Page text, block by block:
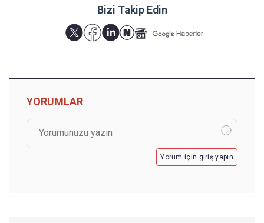
Bizi Takip Edin
YORUMLAR
Yorum için giriş yapın